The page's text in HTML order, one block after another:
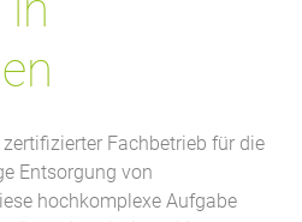
Fachbetrieb für die
Entsorgung von
hochkomplexe Aufgabe